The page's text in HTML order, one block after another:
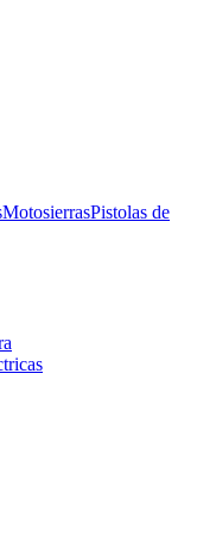
MotosierrasPistolas de